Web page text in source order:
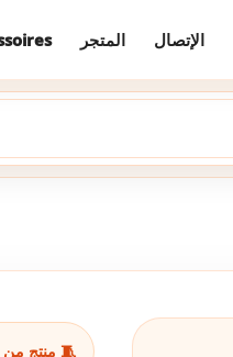
الإتصال المتجر
🧵 منتج من O-TEX للورشات والخياطة